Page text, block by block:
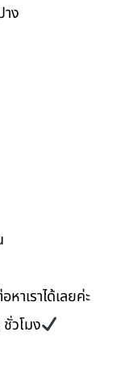
ง
าเราได้เลยค่ะ
วโมง